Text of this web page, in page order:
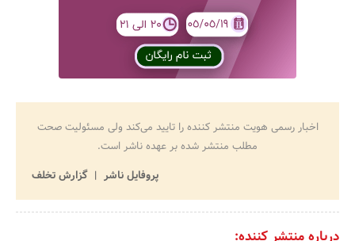
اخبار رسمی هویت منتشر کننده را تایید می‌کند ولی مسئولیت صحت
مطلب منتشر شده بر عهده ناشر است.
پروفایل ناشر
گزارش تخلف
درباره منتشر کننده: